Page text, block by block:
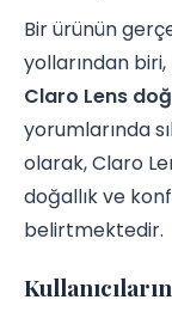
Bir ürünün
yollarından
Claro Lens
yorumlarında
olarak, Claro
doğallık ve
belirtmektedir.